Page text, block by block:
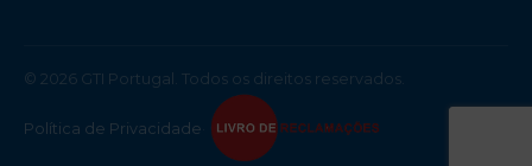
© 2026 GTI Portugal. Todos os direitos reservados.
Política de Privacidade